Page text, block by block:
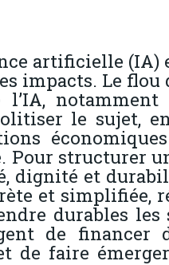
artificielle (IA)
impacts. Le flou
le sujet,
Pour structurer
dignité et
et simplifiée,
durables les
de financer
de faire